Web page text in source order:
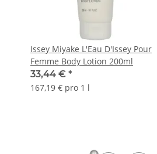
Issey Miyake L'Eau D'Issey Pour
Femme Body Lotion 200ml
33,44 € *
167,19 € pro 1 l